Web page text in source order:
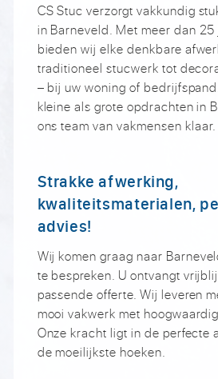
CS Stuc verzorgt vakkundig
in Barneveld. Met meer dan
bieden wij elke denkbare
traditioneel stucwerk tot
– bij uw woning of
kleine als grote opdrachten in
ons team van vakmensen klaar.
Strakke afwerking,
kwaliteitsmaterialen,
advies!
Wij komen graag naar
te bespreken. U ontvangt
passende offerte. Wij leveren
mooi vakwerk met
Onze kracht ligt in de perfecte
de moeilijkste hoeken.